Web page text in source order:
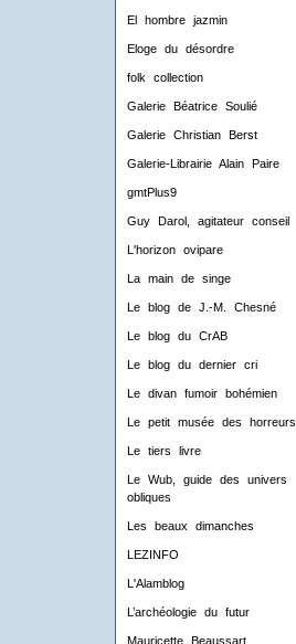
El hombre jazmin
Eloge du désordre
folk collection
Galerie Béatrice Soulié
Galerie Christian Berst
Galerie-Librairie Alain Paire
gmtPlus9
Guy Darol, agitateur conseil
L'horizon ovipare
La main de singe
Le blog de J.-M. Chesné
Le blog du CrAB
Le blog du dernier cri
Le divan fumoir bohémien
Le petit musée des horreurs
Le tiers livre
Le Wub, guide des univers
obliques
Les beaux dimanches
LEZINFO
L'Alamblog
L’archéologie du futur
Mauricette Beaussart